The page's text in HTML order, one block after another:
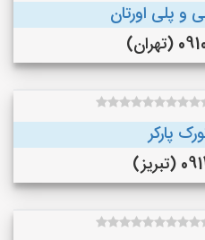
و پلی اورتان
پارکر